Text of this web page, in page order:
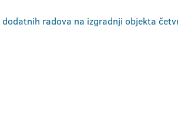
dodatnih radova na izgradnji objekta